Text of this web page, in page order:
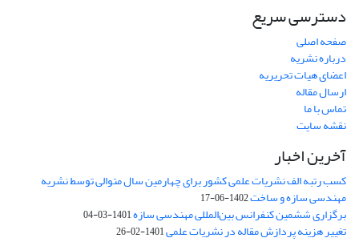
دسترسی سریع
صفحه اصلی
درباره نشریه
اعضای هیات تحریریه
ارسال مقاله
تماس با ما
نقشه سایت
آخرین اخبار
کسب رتبه الف نشریات علمی کشور برای چهارمین سال متوالی توسط نشریه
مهندسی سازه و ساخت1402-06-17
برگزاری ششمین کنفرانس بین‌المللی مهندسی سازه1401-03-04
تغییر هزینه پردازش مقاله در نشریات علمی1401-02-26